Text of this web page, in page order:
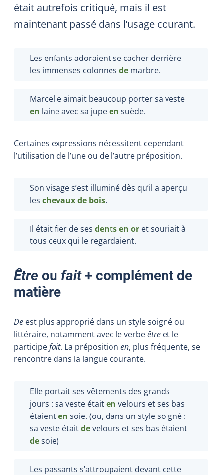
était autrefois critiqué, mais il est
maintenant passé dans l’usage courant.
Les enfants adoraient se cacher derrière
les immenses colonnes de marbre.
Marcelle aimait beaucoup porter sa veste
en laine avec sa jupeen suède.
Certaines expressions nécessitent cependant
l’utilisation de l’une ou de l’autre préposition.
Son visage s’est illuminé dès qu’il a aperçu
les chevaux de bois.
Il était fier de ses dents en or et souriait à
tous ceux qui le regardaient.
Être ou fait+ complément de
matière
De est plus approprié dans un style soigné ou
littéraire, notamment avec le verbeêtre et le
participefait. La préposition en, plus fréquente, se
rencontre dans la langue courante.
Elle portait ses vêtements des grands
jours : sa veste étaiten velours et ses bas
étaienten soie. (ou, dans un style soigné :
sa veste étaitdevelours et ses bas étaient
desoie)
Les passants s’attroupaient devant cette